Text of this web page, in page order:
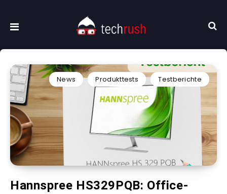
News Produkttests Testberichte
Hannspree HS329PQB: Office-